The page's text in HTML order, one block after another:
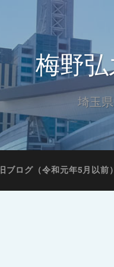
梅野
埼玉
旧ブログ（令和元年5月以前）